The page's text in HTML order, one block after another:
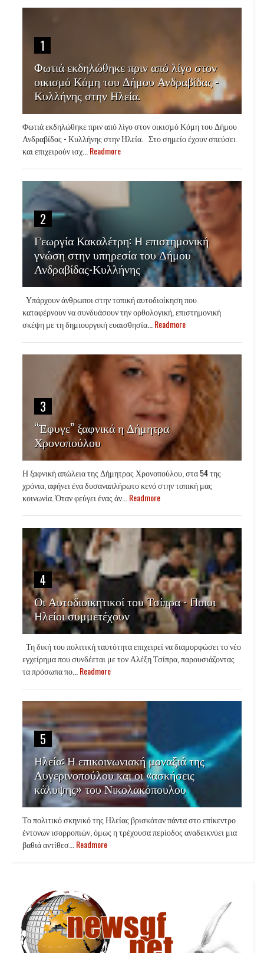
1
Φωτιά εκδηλώθηκε πριν από λίγο στον
οικισμό Κόμη του Δήμου Ανδραβίδας -
Κυλλήνης στην Ηλεία.
Φωτιά εκδηλώθηκε πριν από λίγο στον οικισμό Κόμη του Δήμου
Ανδραβίδας - Κυλλήνης στην Ηλεία. Στο σημείο έχουν σπεύσει
και επιχειρούν ισχ... Readmore
2
Γεωργία Κακαλέτρη: Η επιστημονική
γνώση στην υπηρεσία του Δήμου
Ανδραβίδας-Κυλλήνης
Υπάρχουν άνθρωποι στην τοπική αυτοδιοίκηση που
καταφέρνουν να συνδυάσουν την ορθολογική, επιστημονική
σκέψη με τη δημιουργική ευαισθησία... Readmore
3
“Έφυγε” ξαφνικά η Δήμητρα
Χρονοπούλου
Η ξαφνική απώλεια της Δήμητρας Χρονοπούλου, στα 54 της
χρόνια, αφήνει ένα δυσαναπλήρωτο κενό στην τοπική μας
κοινωνία. Όταν φεύγει ένας άν... Readmore
4
Οι Αυτοδιοικητικοί του Τσίπρα - Ποιοι
Ηλείοι συμμετέχουν
Τη δική του πολιτική ταυτότητα επιχειρεί να διαμορφώσει το νέο
εγχείρημα που συνδέεται με τον Αλέξη Τσίπρα, παρουσιάζοντας
τα πρόσωπα πο... Readmore
5
Ηλεία: Η επικοινωνιακή μοναξιά της
Αυγερινοπούλου και οι «ασκήσεις
κάλυψης» του Νικολακόπουλου
Το πολιτικό σκηνικό της Ηλείας βρισκόταν πάντα στο επίκεντρο
έντονων ισορροπιών, όμως η τρέχουσα περίοδος αναδεικνύει μια
βαθιά αντίθεσ... Readmore